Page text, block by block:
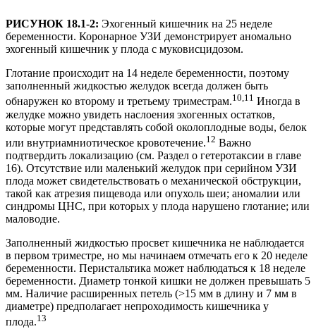
РИСУНОК 18.1-2: Эхогенный кишечник на 25 неделе
беременности. Коронарное УЗИ демонстрирует аномально
эхогенный кишечник у плода с муковисцидозом.
Глотание происходит на 14 неделе беременности, поэтому
заполненный жидкостью желудок всегда должен быть
обнаружен ко второму и третьему триместрам.10,11 Иногда в
желудке можно увидеть наслоения эхогенных остатков,
которые могут представлять собой околоплодные воды, белок
или внутриамниотическое кровотечение.12 Важно
подтвердить локализацию (см. Раздел о гетеротаксии в главе
16). Отсутствие или маленький желудок при серийном УЗИ
плода может свидетельствовать о механической обструкции,
такой как атрезия пищевода или опухоль шеи; аномалии или
синдромы ЦНС, при которых у плода нарушено глотание; или
маловодие.
Заполненный жидкостью просвет кишечника не наблюдается
в первом триместре, но мы начинаем отмечать его к 20 неделе
беременности. Перистальтика может наблюдаться к 18 неделе
беременности. Диаметр тонкой кишки не должен превышать 5
мм. Наличие расширенных петель (>15 мм в длину и 7 мм в
диаметре) предполагает непроходимость кишечника у
плода.13